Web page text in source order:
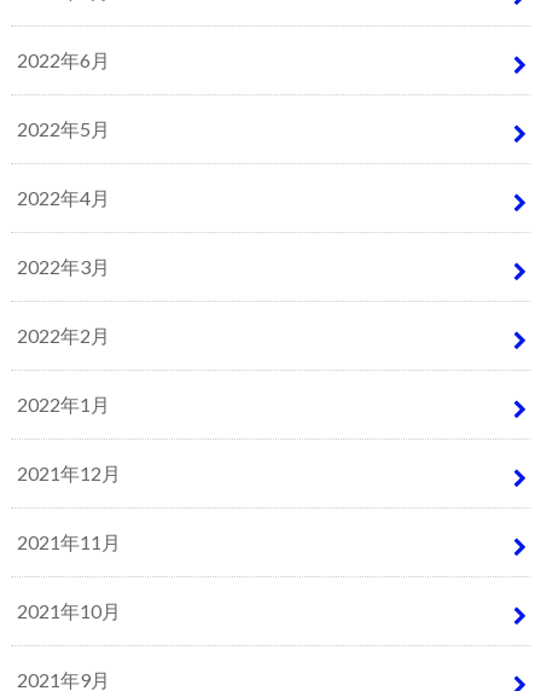
2022年6月
2022年5月
2022年4月
2022年3月
2022年2月
2022年1月
2021年12月
2021年11月
2021年10月
2021年9月